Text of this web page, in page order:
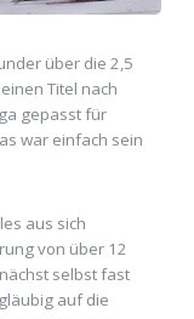
über die 2,5
Titel nach
gepasst für
war einfach sein
aus sich
von über 12
selbst fast
auf die